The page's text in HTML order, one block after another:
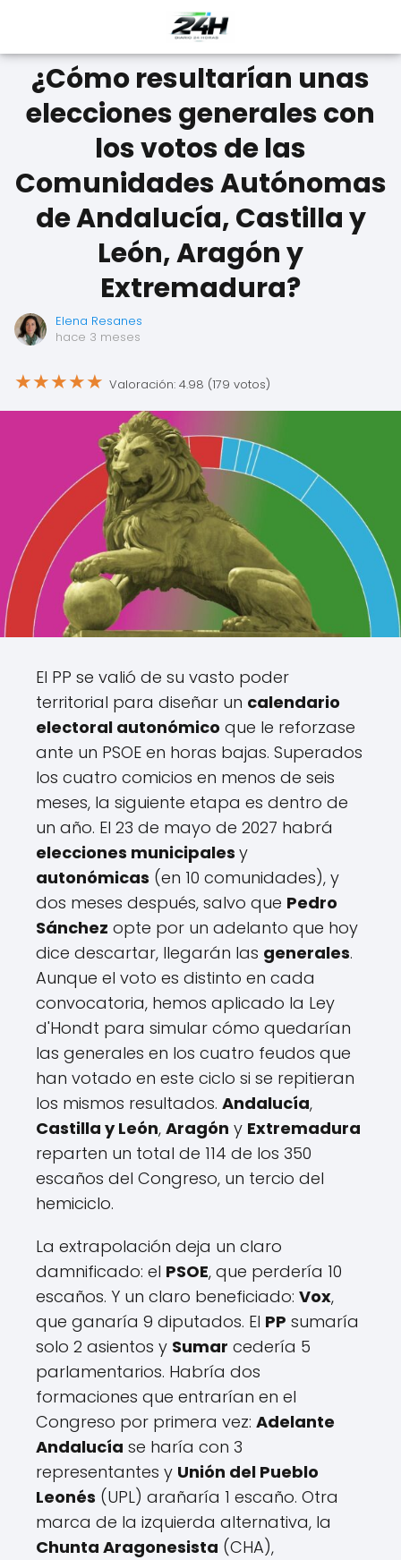
¿Cómo resultarían unas
elecciones generales con
los votos de las
Comunidades Autónomas
de Andalucía, Castilla y
León, Aragón y
Extremadura?
Elena Resanes
hace 3 meses
★★★★★ Valoración: 4.98 (179 votos)
El PP se valió de su vasto poder
territorial para diseñar un calendario
electoral autonómico que le reforzase
ante un PSOE en horas bajas. Superados
los cuatro comicios en menos de seis
meses, la siguiente etapa es dentro de
un año. El 23 de mayo de 2027 habrá
elecciones municipales y
autonómicas (en 10 comunidades), y
dos meses después, salvo que Pedro
Sánchez opte por un adelanto que hoy
dice descartar, llegarán las generales.
Aunque el voto es distinto en cada
convocatoria, hemos aplicado la Ley
d'Hondt para simular cómo quedarían
las generales en los cuatro feudos que
han votado en este ciclo si se repitieran
los mismos resultados. Andalucía,
Castilla y León, Aragón y Extremadura
reparten un total de 114 de los 350
escaños del Congreso, un tercio del
hemiciclo.
La extrapolación deja un claro
damnificado: el PSOE, que perdería 10
escaños. Y un claro beneficiado: Vox,
que ganaría 9 diputados. El PP sumaría
solo 2 asientos y Sumar cedería 5
parlamentarios. Habría dos
formaciones que entrarían en el
Congreso por primera vez: Adelante
Andalucía se haría con 3
representantes y Unión del Pueblo
Leonés (UPL) arañaría 1 escaño. Otra
marca de la izquierda alternativa, la
Chunta Aragonesista (CHA),